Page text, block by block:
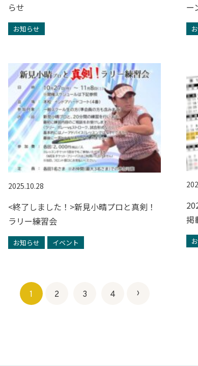
らせ
お知らせ
ー
2025.10.28
<終了しました！>新見小晴プロと真剣！
ラリー練習会
お知らせ イベント
掲
1 2 3 4 ›